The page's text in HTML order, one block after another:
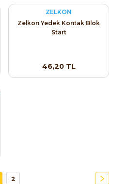
ZELKON
Zelkon Yedek Kontak Blok
Start
46,20 TL
2